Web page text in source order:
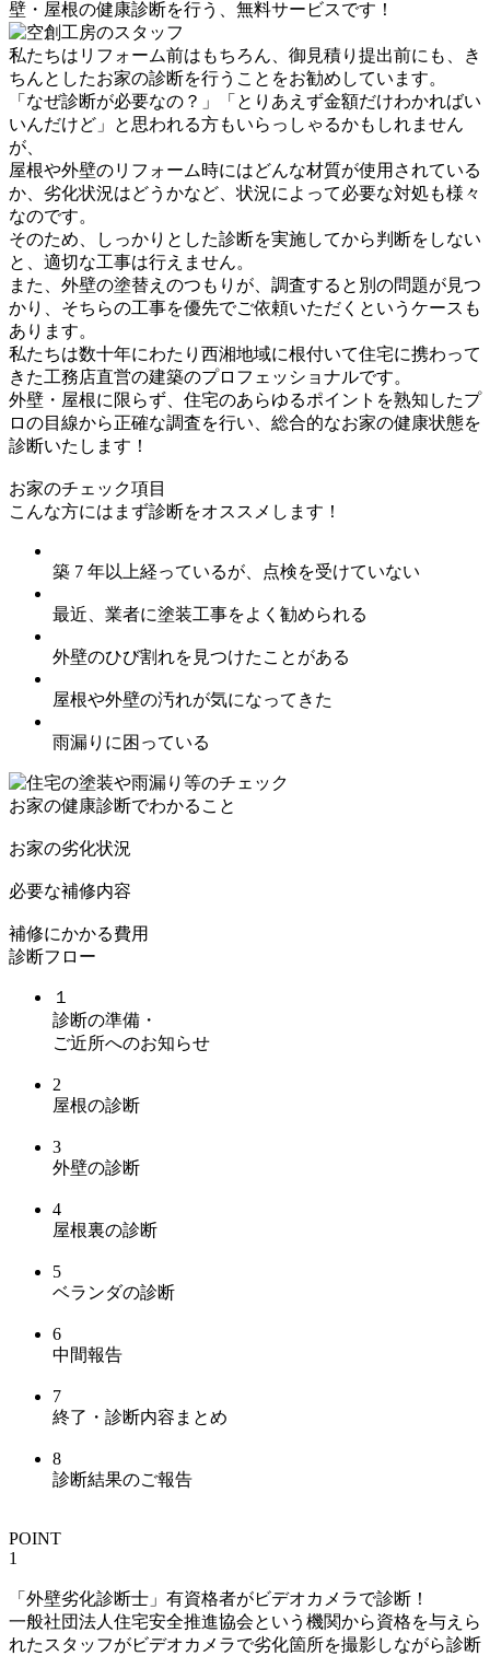
壁・屋根の健康診断を行う、 無料サービスです！
私たちはリフォーム前はもちろん、御見積り提出前にも、き
ちんとしたお家の診断を行うことをお勧めしています。
「なぜ診断が必要なの？」「とりあえず金額だけわかればい
いんだけど」と思われる方もいらっしゃるかもしれません
が、
屋根や外壁のリフォーム時にはどんな材質が使用されている
か、劣化状況はどうかなど、状況によって必要な対処も様々
なのです。
そのため、しっかりとした診断を実施してから判断をしない
と、適切な工事は行えません。
また、外壁の塗替えのつもりが、調査すると別の問題が見つ
かり、そちらの工事を優先でご依頼いただくというケースも
あります。
私たちは数十年にわたり西湘地域に根付いて住宅に携わって
きた工務店直営の建築のプロフェッショナルです。
外壁・屋根に限らず、住宅のあらゆるポイントを熟知したプ
ロの目線から正確な調査を行い、総合的なお家の健康状態を
診断いたします！
お家のチェック項目
こんな方にはまず診断をオススメします！
築 7 年以上経っているが、点検を受けていない
最近、業者に塗装工事をよく勧められる
外壁のひび割れを見つけたことがある
屋根や外壁の汚れが気になってきた
雨漏りに困っている
お家の健康診断でわかること
お家の劣化状況
必要な補修内容
補修にかかる費用
診断フロー
１
診断の準備 ・
ご近所へのお知らせ
2
屋根の診断
3
外壁の診断
4
屋根裏の診断
5
ベランダの診断
6
中間報告
7
終了 ・ 診断内容まとめ
8
診断結果のご報告
POINT
1
「外壁劣化診断士」有資格者がビデオカメラで診断！
一般社団法人住宅安全推進協会という機関から資格を与えら
れたスタッフがビデオカメラで劣化箇所を撮影しながら診断